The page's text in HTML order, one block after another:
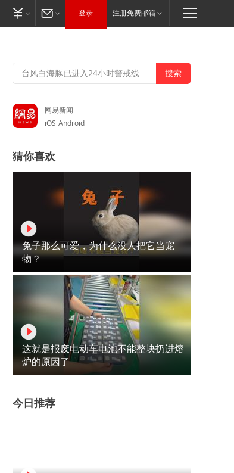
登录 注册免费邮箱
网易新闻
iOS Android
猜你喜欢
兔子那么可爱，为什么没人把它当宠
物？
这就是报废电动车电池不能整块扔进熔
炉的原因了
今日推荐